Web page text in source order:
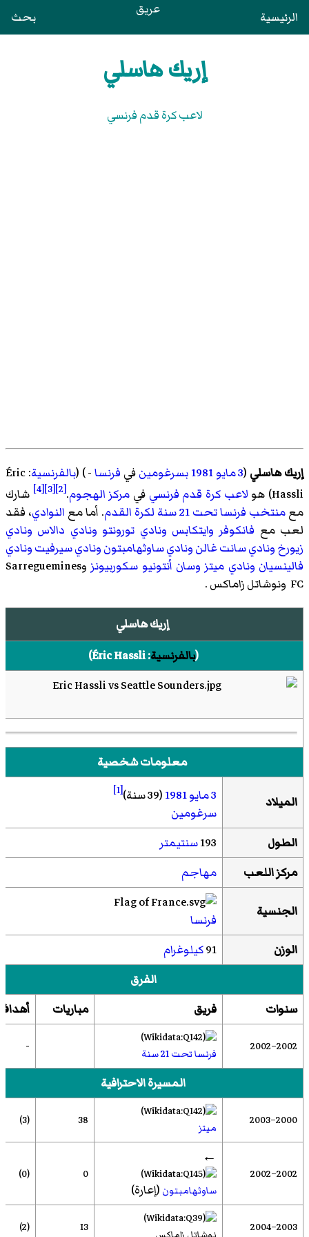
الرئيسية عريق بحث
إريك هاسلي
لاعب كرة قدم فرنسي
إريك هاسلي (3 مايو 1981بسرغومينفي فرنسا- ) (بالفرنسية:
Éric
Hassli)‏ هو لاعب كرة قدم فرنسي في مركز الهجوم.
[2]
[3]
[4]
شارك
معمنتخب فرنسا تحت 21 سنة لكرة القدم . أما مع النوادي، فقد
لعب مع فانكوفر وايتكابس ونادي تورونتو ونادي دالاس ونادي
زيورخونادي سانت غالنونادي ساوثهامبتونونادي سيرفيتونادي
فالينسيان ونادي ميتز وسان أنتونيو سكوربيونز وSarreguemines
FC ونوشاتل زاماكس.
إريك هاسلي
(بالفرنسية:
Éric Hassli
)‏
معلومات شخصية
الميلاد 3 مايو 1981(39 سنة) [1]
سرغومين
الطول
193سنتيمتر
مركز اللعب
مهاجم
الجنسية
فرنسا
الوزن
91كيلوغرام
الفرق
سنوات
فريق مباريات
2002–2002
فرنسا تحت 21 سنة -
المسيرة الاحترافية
2000–2003
ميتز
38
(3)
2002–2002
←
ساوثهامبتون (إعارة)
0
(0)
2003–2004
13
(2)